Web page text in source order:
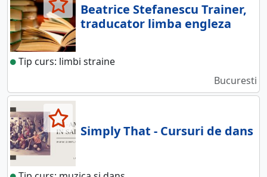
Beatrice Stefanescu Trainer,
traducator limba engleza
Tip curs: limbi straine
Bucuresti
Simply That - Cursuri de dans